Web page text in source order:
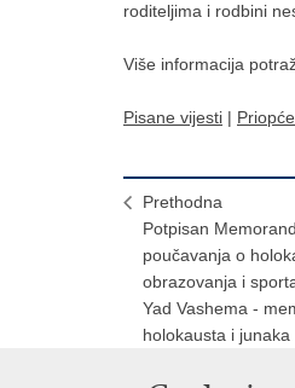
roditeljima i rodbini
Više informacija
Pisane vijesti |
Prethodna
Potpisan
poučavanja o
obrazovanja i
Yad Vashema -
holokausta i junaka